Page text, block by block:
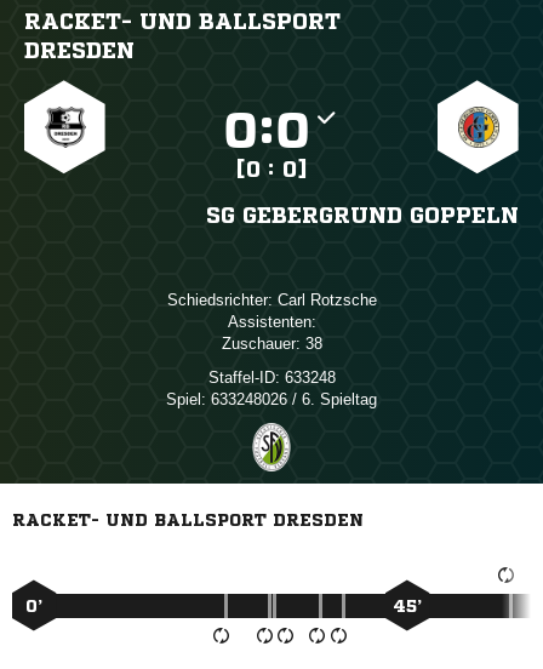
RACKET- UND BALLSPORT
DRESDEN
:
[0 : 0]
SG GEBERGRUND GOPPELN
Schiedsrichter:  
Assistenten:
Zuschauer: 38
Staffel-ID: 633248
Spiel: 633248026 / 6. Spieltag
RACKET- UND BALLSPORT DRESDEN
0’ 45’